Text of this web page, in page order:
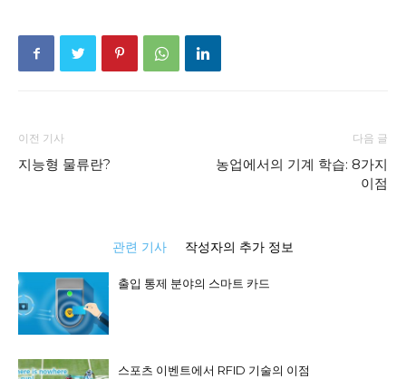
이전 기사
지능형 물류란?
다음 글
농업에서의 기계 학습: 8가지
이점
관련 기사 작성자의 추가 정보
출입 통제 분야의 스마트 카드
스포츠 이벤트에서 RFID 기술의 이점